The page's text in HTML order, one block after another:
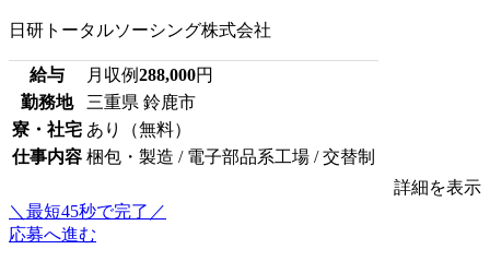
日研トータルソーシング株式会社
給与 月収例288,000円
勤務地
三重県 鈴鹿市
寮・社宅 あり（無料）
仕事内容 梱包・製造 / 電子部品系工場 / 交替制
詳細を表示
＼最短45秒で完了／
応募へ進む